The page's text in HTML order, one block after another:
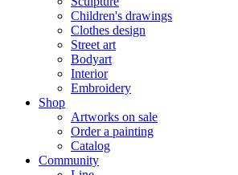
Children's drawings
Clothes design
Street art
Bodyart
Interior
Embroidery
Shop
Artworks on sale
Order a painting
Catalog
Community